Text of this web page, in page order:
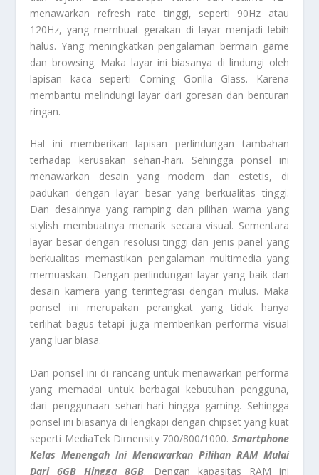
menawarkan refresh rate tinggi, seperti 90Hz atau
120Hz, yang membuat gerakan di layar menjadi lebih
halus. Yang meningkatkan pengalaman bermain game
dan browsing. Maka layar ini biasanya di lindungi oleh
lapisan kaca seperti Corning Gorilla Glass. Karena
membantu melindungi layar dari goresan dan benturan
ringan.
Hal ini memberikan lapisan perlindungan tambahan
terhadap kerusakan sehari-hari. Sehingga ponsel ini
menawarkan desain yang modern dan estetis, di
padukan dengan layar besar yang berkualitas tinggi.
Dan desainnya yang ramping dan pilihan warna yang
stylish membuatnya menarik secara visual. Sementara
layar besar dengan resolusi tinggi dan jenis panel yang
berkualitas memastikan pengalaman multimedia yang
memuaskan. Dengan perlindungan layar yang baik dan
desain kamera yang terintegrasi dengan mulus. Maka
ponsel ini merupakan perangkat yang tidak hanya
terlihat bagus tetapi juga memberikan performa visual
yang luar biasa.
Dan ponsel ini di rancang untuk menawarkan performa
yang memadai untuk berbagai kebutuhan pengguna,
dari penggunaan sehari-hari hingga gaming. Sehingga
ponsel ini biasanya di lengkapi dengan chipset yang kuat
seperti MediaTek Dimensity 700/800/1000. Smartphone
Kelas Menengah Ini Menawarkan Pilihan RAM Mulai
Dari 6GB Hingga 8GB. Dengan kapasitas RAM ini